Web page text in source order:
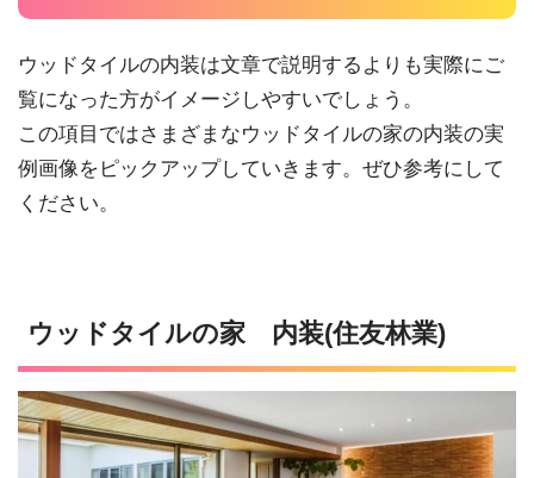
ウッドタイルの内装は文章で説明するよりも実際にご
覧になった方がイメージしやすいでしょう。
この項目ではさまざまなウッドタイルの家の内装の実
例画像をピックアップしていきます。ぜひ参考にして
ください。
ウッドタイルの家 内装(住友林業)